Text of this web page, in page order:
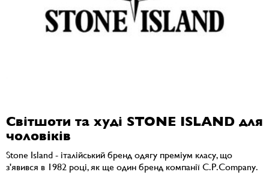
Світшоти та худі STONE ISLAND для
чоловіків
Stone Island - італійський бренд одягу преміум класу, що
з'явився в 1982 році, як ще один бренд компанії C.P.Company.